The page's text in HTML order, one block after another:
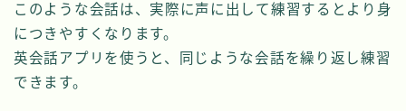
このような会話は、実際に声に出して練習するとより身
につきやすくなります。
英会話アプリを使うと、同じような会話を繰り返し練習
できます。